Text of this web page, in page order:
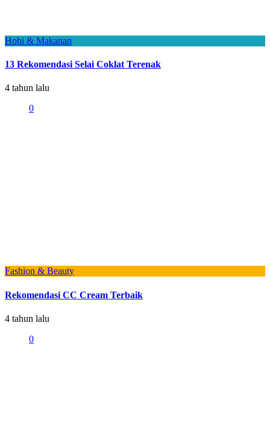
Hobi & Makanan
13 Rekomendasi Selai Coklat Terenak
4 tahun lalu
0
Fashion & Beauty
Rekomendasi CC Cream Terbaik
4 tahun lalu
0